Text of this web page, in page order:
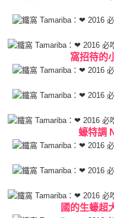
窩招待的
蠔特調
國的生蠔超